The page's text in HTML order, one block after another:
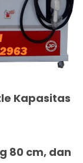
Kapasitas
80 cm, dan